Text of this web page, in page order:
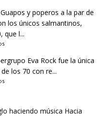
y poperos a la par de
los únicos salmantinos,
que l...
Eva Rock fue la única
los 70 con re...
haciendo música Hacia